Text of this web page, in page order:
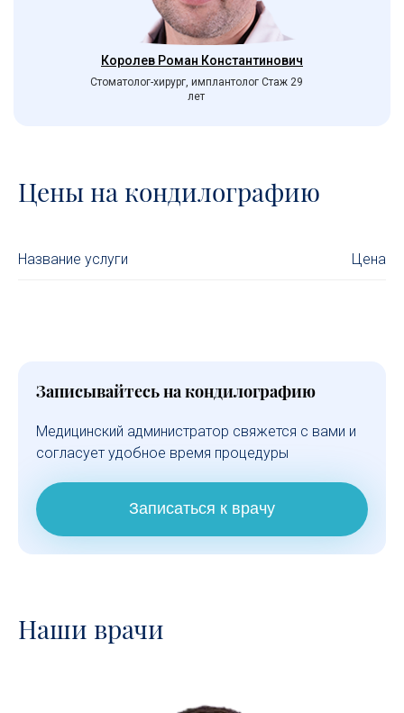
Королев Роман Константинович
Стоматолог-хирург, имплантолог Стаж 29
лет
Цены на кондилографию
Название услуги Цена
Записывайтесь на кондилографию
Медицинский администратор свяжется с вами и
согласует удобное время процедуры
Записаться к врачу
Наши врачи